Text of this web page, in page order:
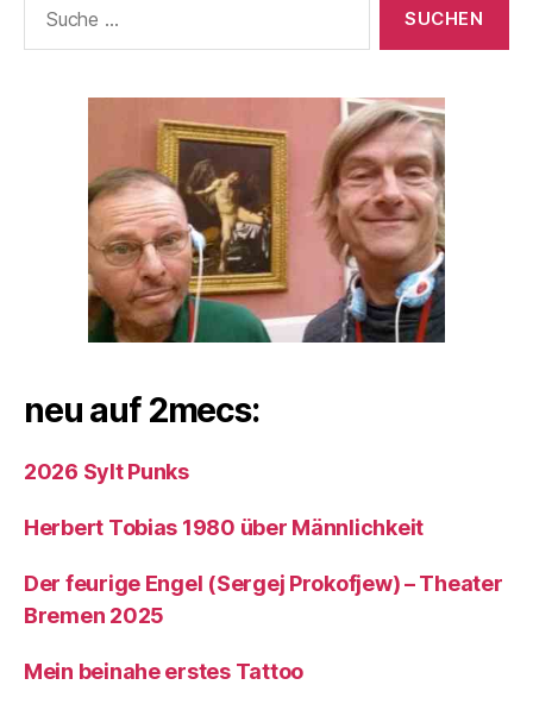
nach:
neu auf 2mecs:
2026 Sylt Punks
Herbert Tobias 1980 über Männlichkeit
Der feurige Engel (Sergej Prokofjew) – Theater
Bremen 2025
Mein beinahe erstes Tattoo